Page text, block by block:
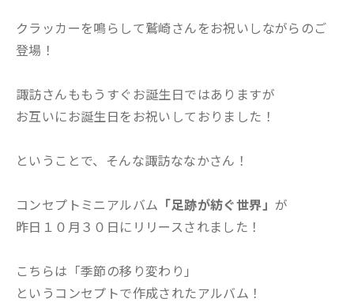
クラッカーを鳴らして鷲崎さんをお祝いしながらのご
登場！
諏訪さんももうすぐお誕生日ではありますが
お互いにお誕生日をお祝いしておりました！
ということで、そんな諏訪ななかさん！
コンセプトミニアルバム 「足跡が紡ぐ世界」が
昨日１０月３０日にリリースされました！
こちらは「季節の移り変わり」
というコンセプトで作成されたアルバム！